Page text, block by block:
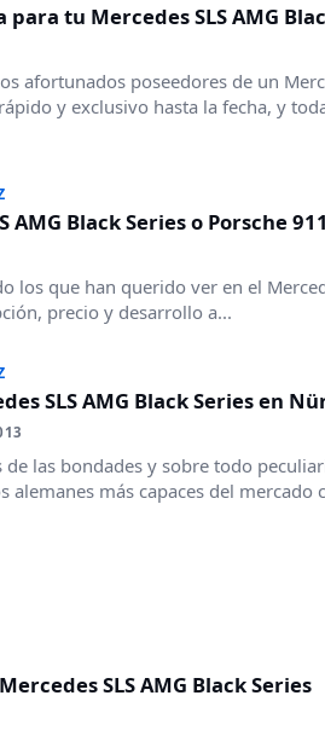
para tu Mercedes SLS AMG
afortunados poseedores de un
y exclusivo hasta la fecha, y
AMG Black Series o Porsche
los que han querido ver en el
precio y desarrollo a...
SLS AMG Black Series en
de las bondades y sobre todo
alemanes más capaces del mercado
SLS AMG Black Series